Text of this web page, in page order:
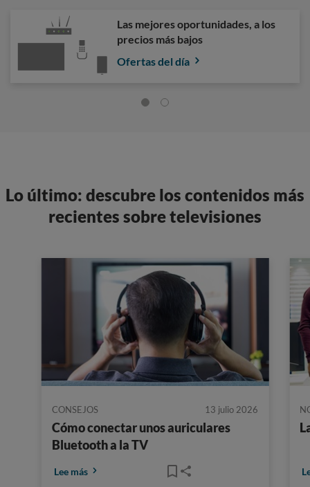
Las mejores oportunidades, a los
precios más bajos
Ofertas del día
Lo último: descubre los contenidos más
recientes sobre televisiones
CONSEJOS 13 julio 2026
Cómo conectar unos auriculares
Bluetooth a la TV
Lee más